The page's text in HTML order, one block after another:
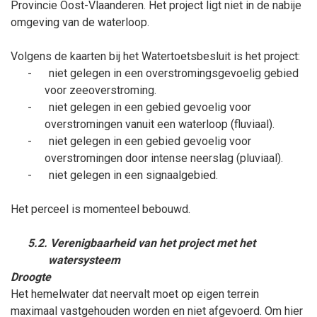
Provincie Oost-Vlaanderen. Het project ligt niet in de nabije
omgeving van de waterloop.
Volgens de kaarten bij het Watertoetsbesluit is het project:
-
niet gelegen in een overstromingsgevoelig gebied
voor zeeoverstroming.
-
niet gelegen in een gebied gevoelig voor
overstromingen vanuit een waterloop (fluviaal).
-
niet gelegen in een gebied gevoelig voor
overstromingen door intense neerslag (pluviaal).
-
niet gelegen in een signaalgebied.
Het perceel is momenteel bebouwd.
5.2. Verenigbaarheid van het project met het
watersysteem
Droogte
Het hemelwater dat neervalt moet op eigen terrein
maximaal vastgehouden worden en niet afgevoerd. Om hier